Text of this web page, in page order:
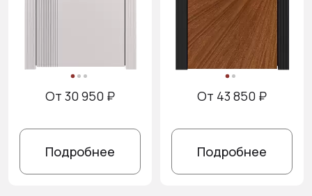
От 30 950 ₽
Подробнее
От 43 850 ₽
Подробнее